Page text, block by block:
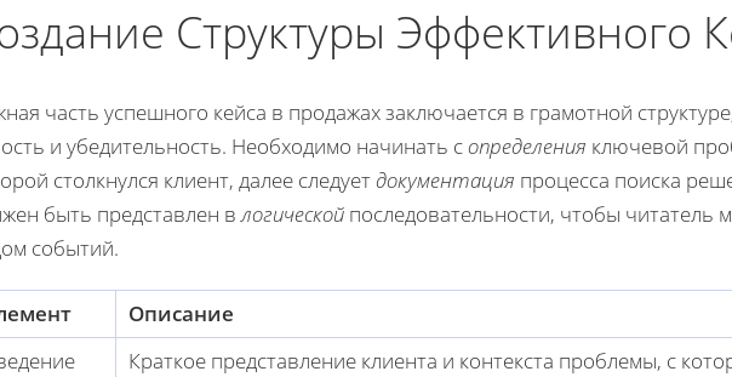
Структуры Эффективного
часть успешного кейса в продажах заключается в грамотной
и убедительность. Необходимо начинать сопределения ключевой
столкнулся клиент, далее следуетдокументация процесса поиска
быть представлен влогической последовательности, чтобы читатель
событий.
Описание
Краткое представление клиента и контекста проблемы, с